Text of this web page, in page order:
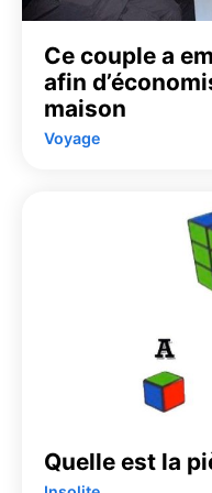
Ce couple a
afin
maison
Voyage
Quelle est la